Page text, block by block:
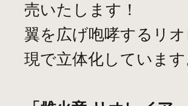
売いたします！
翼を広げ咆哮するリ
現で立体化しています